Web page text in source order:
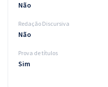
Não
Redação Discursiva
Não
Prova de títulos
Sim